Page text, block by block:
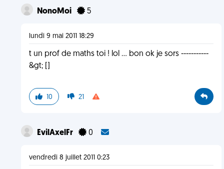
NonoMoi 5
lundi 9 mai 2011 18:29
t un prof de maths toi ! lol ... bon ok je sors -----------
&gt; []
10 21
EvilAxelFr 0
vendredi 8 juillet 2011 0:23